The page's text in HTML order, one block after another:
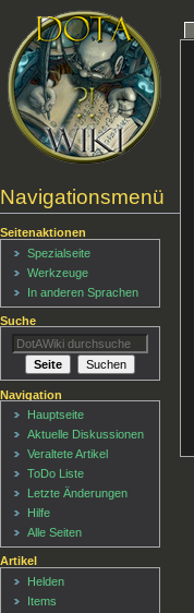
Navigationsmenü
Seitenaktionen
Spezialseite
Werkzeuge
In anderen Sprachen
Suche
Navigation
Hauptseite
Aktuelle Diskussionen
Veraltete Artikel
ToDo Liste
Letzte Änderungen
Hilfe
Alle Seiten
Artikel
Helden
Items